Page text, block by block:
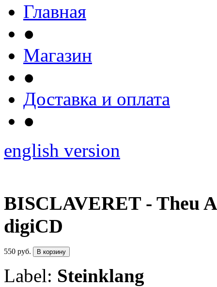
Главная
●
Магазин
●
Доставка и оплата
●
english version
BISCLAVERET - Theu
digiCD
550 руб. В корзину
Label: Steinklang